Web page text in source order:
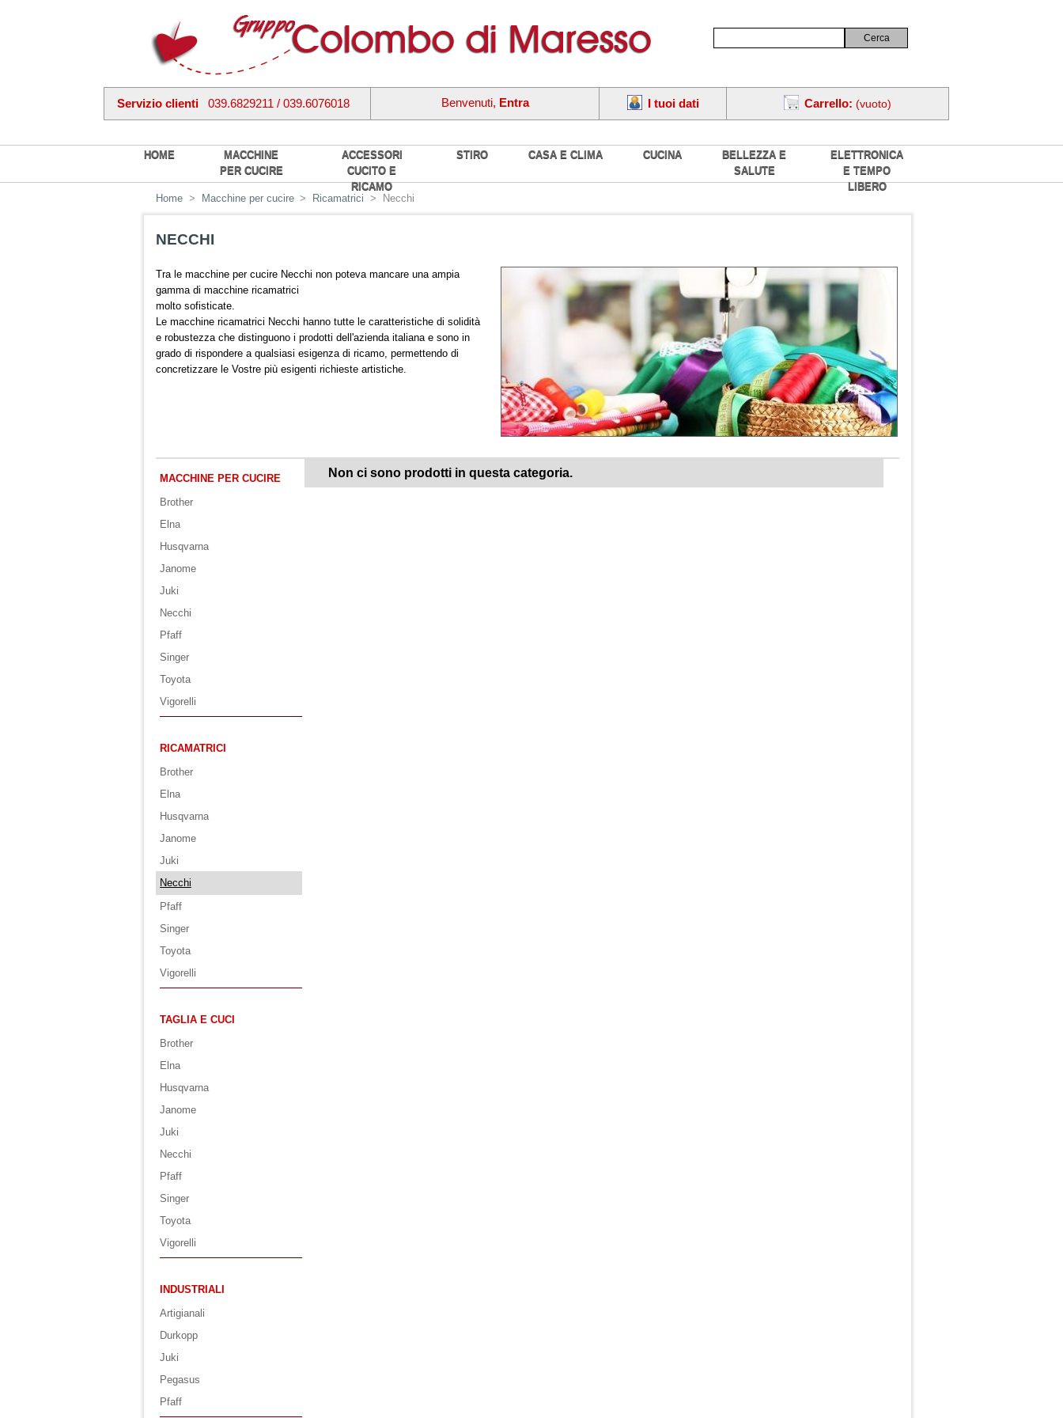
HOME
MACCHINE
PER CUCIRE
ACCESSORI
CUCITO E
RICAMO
STIRO CASA E CLIMA CUCINA
BELLEZZA E
SALUTE
ELETTRONICA
E TEMPO
LIBERO
Servizio clienti 039.6829211 / 039.6076018 Carrello: (vuoto)
I tuoi dati
Benvenuti, Entra
Home > Macchine per cucire > Ricamatrici > Necchi
NECCHI
Tra le macchine per cucire Necchi non poteva mancare una ampia
gamma di macchine ricamatrici
molto sofisticate.
Le macchine ricamatrici Necchi hanno tutte le caratteristiche di solidità
e robustezza che distinguono i prodotti dell'azienda italiana e sono in
grado di rispondere a qualsiasi esigenza di ricamo, permettendo di
concretizzare le Vostre più esigenti richieste artistiche.
MACCHINE PER CUCIRE
Brother
Elna
Husqvarna
Janome
Juki
Necchi
Pfaff
Singer
Toyota
Vigorelli
RICAMATRICI
Brother
Elna
Husqvarna
Janome
Juki
Necchi
Pfaff
Singer
Toyota
Vigorelli
TAGLIA E CUCI
Brother
Elna
Husqvarna
Janome
Juki
Necchi
Pfaff
Singer
Toyota
Vigorelli
INDUSTRIALI
Artigianali
Durkopp
Juki
Pegasus
Pfaff
Non ci sono prodotti in questa categoria.